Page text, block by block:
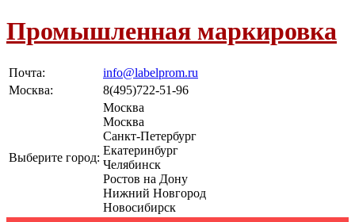
Промышленная маркировка
Почта:
info@labelprom.ru
Москва: 8(495)722-51-96
Выберите город:
Москва
Москва
Санкт-Петербург
Екатеринбург
Челябинск
Ростов на Дону
Нижний Новгород
Новосибирск